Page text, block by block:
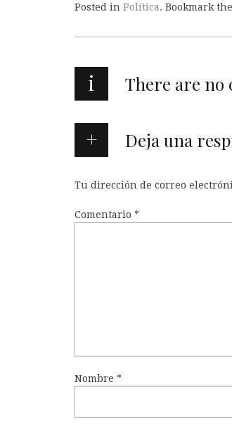
Posted in Política. Bookmark the
i There are no
Deja una
Tu dirección de correo
Comentario *
Nombre *